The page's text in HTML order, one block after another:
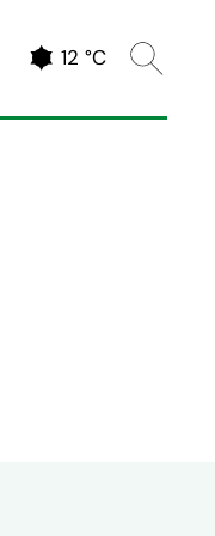
Aktuelles
12 °C Website